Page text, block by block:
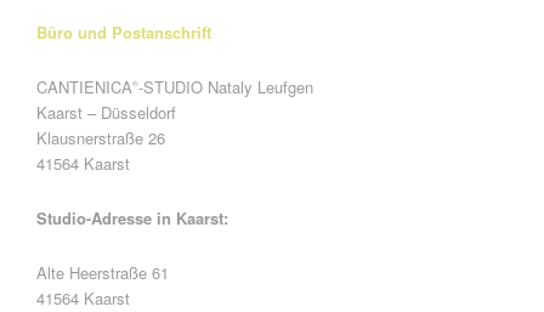
Büro und Postanschrift
CANTIENICA®-STUDIO Nataly Leufgen
Kaarst – Düsseldorf
Klausnerstraße 26
41564 Kaarst
Studio-Adresse in Kaarst:
Alte Heerstraße 61
41564 Kaarst